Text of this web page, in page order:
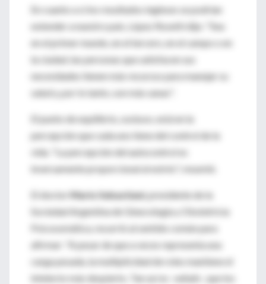
En cuanto a si los resultados ingleses se podrían
extender a nuestro país, López Rosetti dijo: "Sea
en el primer mundo, en el tercero, en el campo o en
la ciudad, las personas que satisfacen sus
necesidades tienen más recursos para manejar su
salud y, por lo tanto, son más sanas".
El punto de equilibrio, sostuvo, está en la
percepción que cada uno tiene del control de la
vida. "La percepción del autocontrol es
inversamente proporcional al estrés", resumió.
El doctor Mario Sebastiani, presidente de la
Sociedad Argentina de Ginecología y Obstetricia
Psicosomática, recurrió al sentido común para
afirmar: "A pesar de que a veces representa una
carga pesada, la multiplicidad de roles mantiene el
intelecto más despierto. Tan así es -señaló-, que los